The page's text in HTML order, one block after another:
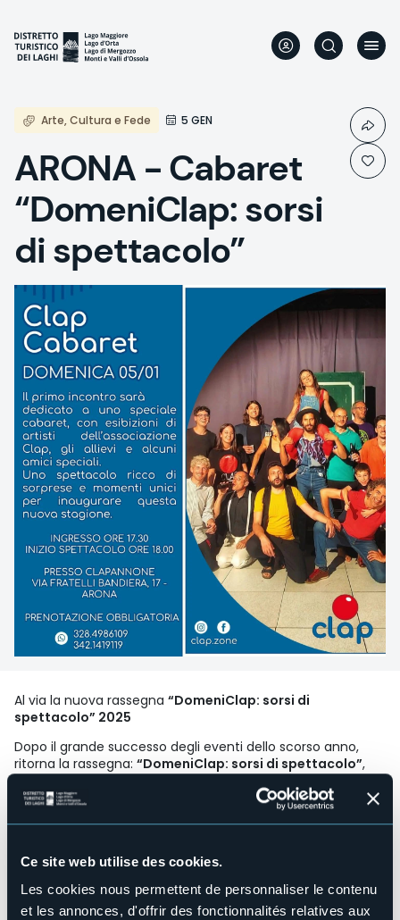
Ce site web utilise des cookies.
Les cookies nous permettent de personnaliser le contenu
et les annonces, d'offrir des fonctionnalités relatives aux
contenu
principal
Arte, Cultura e Fede 5 GEN
ARONA - Cabaret
“DomeniClap: sorsi
di spettacolo”
Al via la nuova rassegna “DomeniClap: sorsi di
spettacolo” 2025
Dopo il grande successo degli eventi dello scorso anno,
ritorna la rassegna: “DomeniClap: sorsi di spettacolo”,
divertimento e arte al Clapannone.
La rassegna si apriràdomenica 5 gennaio alle ore 18.00
protagonisti artisti di diverse discipline pronti a stupirvi con
Un evento unico, per tutti gli amanti dello spettacolo.